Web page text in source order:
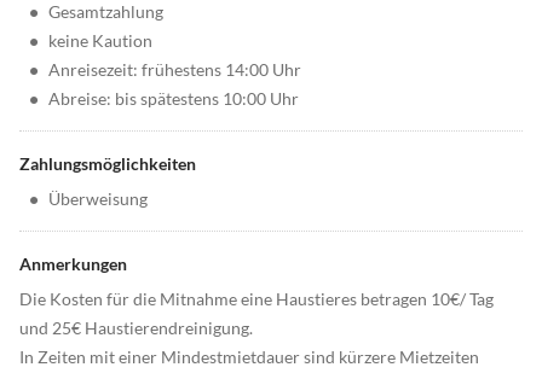
• Gesamtzahlung
• keine Kaution
• Anreisezeit: frühestens 14:00 Uhr
• Abreise: bis spätestens 10:00 Uhr
Zahlungsmöglichkeiten
• Überweisung
Anmerkungen
Die Kosten für die Mitnahme eine Haustieres betragen 10€/ Tag
und 25€ Haustierendreinigung.
In Zeiten mit einer Mindestmietdauer sind kürzere Mietzeiten